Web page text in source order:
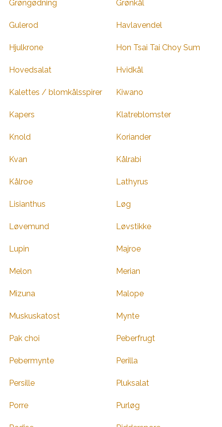
Grøngødning Grønkål
Gulerod Havlavendel
Hjulkrone Hon Tsai Tai Choy Sum
Hovedsalat Hvidkål
Kalettes / blomkålsspirer Kiwano
Kapers Klatreblomster
Knold Koriander
Kvan Kålrabi
Kålroe Lathyrus
Lisianthus Løg
Løvemund Løvstikke
Lupin Majroe
Melon Merian
Mizuna Malope
Muskuskatost Mynte
Pak choi Peberfrugt
Pebermynte Perilla
Persille Pluksalat
Porre Purløg